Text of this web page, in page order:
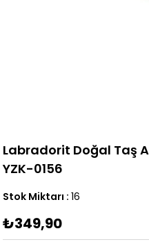
Labradorit Doğal Taş
YZK-0156
Stok Miktarı : 16
₺349,90